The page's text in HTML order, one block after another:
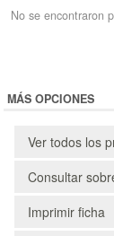
No se encontraron
MÁS OPCIONES
Ver todos los
Consultar
Imprimir ficha